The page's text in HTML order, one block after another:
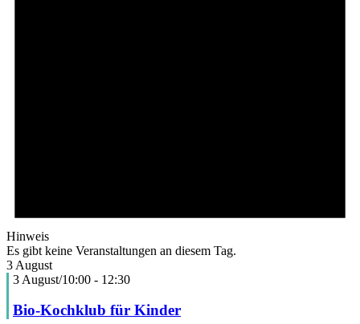
Hinweis
Es gibt keine Veranstaltungen an diesem Tag.
3 August
3 August/10:00 - 12:30
Bio-Kochklub für Kinder